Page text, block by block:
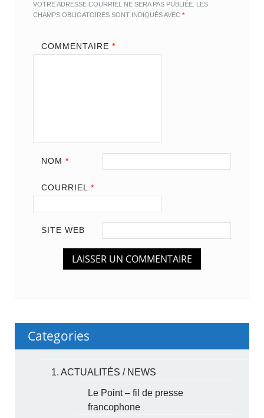
VOTRE ADRESSE COURRIEL NE SERA PAS PUBLIÉE. LES
CHAMPS OBLIGATOIRES SONT INDIQUÉS AVEC*
COMMENTAIRE *
NOM *
COURRIEL *
SITE WEB
Categories
1. ACTUALITÉS / NEWS
Le Point – fil de presse
francophone